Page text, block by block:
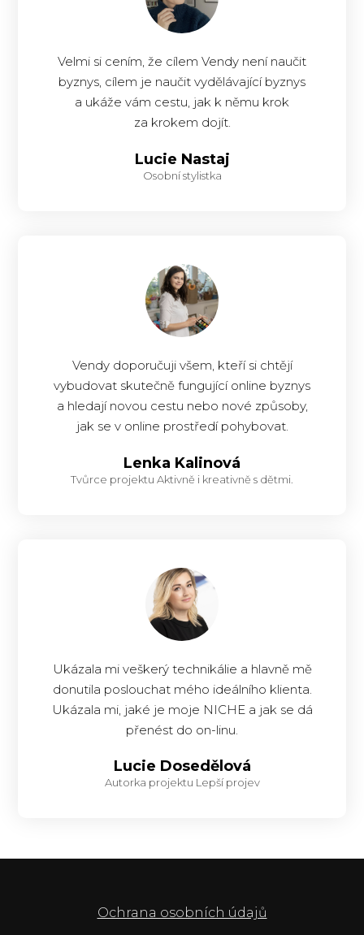
Velmi si cením, že cílem Vendy není naučit
byznys, cílem je naučit vydělávající byznys
a ukáže vám cestu, jak k němu krok
za krokem dojít.
Lucie Nastaj
Osobní stylistka
Vendy doporučuji všem, kteří si chtějí
vybudovat skutečně fungující online byznys
a hledají novou cestu nebo nové způsoby,
jak se v online prostředí pohybovat.
Lenka Kalinová
Tvůrce projektu Aktivně i kreativně s dětmi.
Ukázala mi veškerý technikálie a hlavně mě
donutila poslouchat mého ideálního klienta.
Ukázala mi, jaké je moje NICHE a jak se dá
přenést do on-linu.
Lucie Dosedělová
Autorka projektu Lepší projev
Ochrana osobních údajů